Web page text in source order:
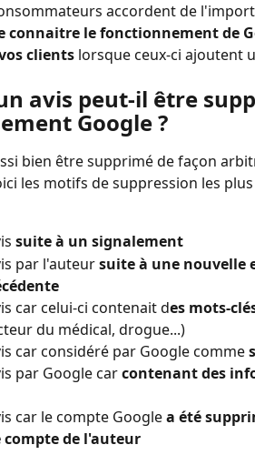
accordent de
connaitre le fonctionnement de
clients lorsque ceux-ci ajoutent
avis peut-il être
Google ?
bien être supprimé de façon
les motifs de suppression les
suite à un signalement
par l'auteur suite à une nouvelle
car celui-ci contenait des mots-
du médical, drogue...)
car considéré par Google comme
par Google car contenant des
car le compte Google a été
compte de l'auteur